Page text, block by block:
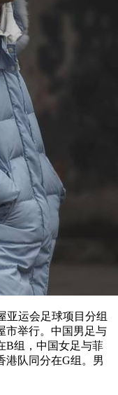
亚运会足球项目分组
市举行。中国男足与
B组，中国女足与菲
港队同分在G组。男